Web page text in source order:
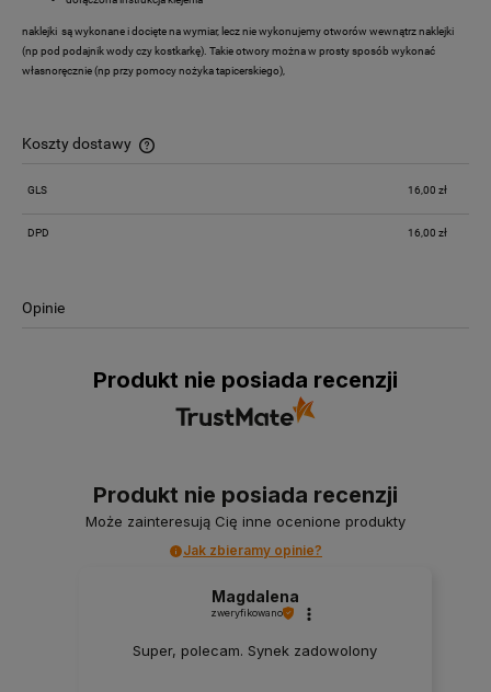
naklejki są wykonane i docięte na wymiar, lecz nie wykonujemy otworów wewnątrz naklejki
(np pod podajnik wody czy kostkarkę). Takie otwory można w prosty sposób wykonać
własnoręcznie (np przy pomocy nożyka tapicerskiego),
Koszty dostawy
Cena nie zawiera ewentualnych kosztów płatności
GLS 16,00 zł
DPD 16,00 zł
Opinie
Produkt nie posiada recenzji
Produkt nie posiada recenzji
Może zainteresują Cię inne ocenione produkty
Jak zbieramy opinie?
Magdalena
zweryfikowano
Super, polecam. Synek zadowolony